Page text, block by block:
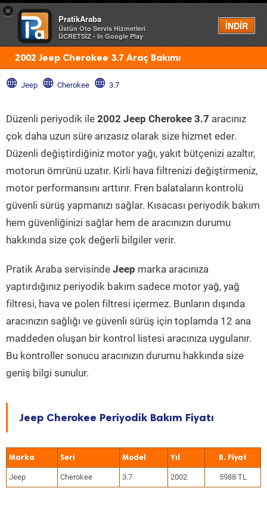
×
PratikAraba
Üstün Oto Servis Hizmetleri
ÜCRETSİZ - In Google Play
İNDİR
Menü
2002 Jeep Cherokee 3.7 Araç Bakımı
Jeep Cherokee 3.7
Düzenli periyodik ile 2002 Jeep Cherokee 3.7 aracınız
çok daha uzun süre arızasız olarak size hizmet eder.
Düzenli değiştirdiğiniz motor yağı, yakıt bütçenizi azaltır,
motorun ömrünü uzatır. Kirli hava filtrenizi değiştirmeniz,
motor performansını arttırır. Fren balataların kontrolü
güvenli sürüş yapmanızı sağlar. Kısacası periyodik bakım
hem güvenliğinizi sağlar hem de aracınızın durumu
hakkında size çok değerli bilgiler verir.
Pratik Araba servisinde Jeep marka aracınıza
yaptırdığınız periyodik bakım sadece motor yağ, yağ
filtresi, hava ve polen filtresi içermez. Bunların dışında
aracınızın sağlığı ve güvenli sürüş için toplamda 12 ana
maddeden oluşan bir kontrol listesi aracınıza uygulanır.
Bu kontroller sonucu aracınızın durumu hakkında size
geniş bilgi sunulur.
Jeep Cherokee Periyodik Bakım Fiyatı
Marka Seri Model Yıl
Jeep Cherokee 3.7 2002 5988 TL